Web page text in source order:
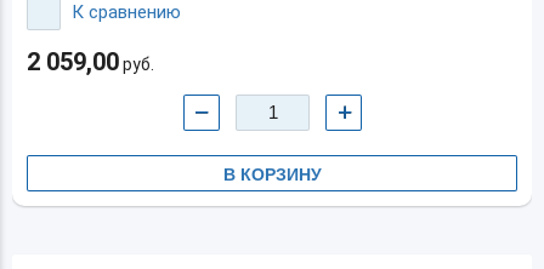
К сравнению
2 059,00руб.
− +
В КОРЗИНУ